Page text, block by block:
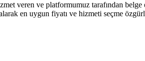
veren ve platformumuz tarafından
en uygun fiyatı ve hizmeti seçme